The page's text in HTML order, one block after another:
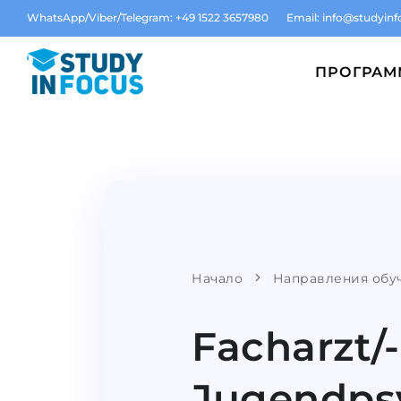
WhatsApp/Viber/Telegram: +49 1522 3657980 Email:
Начало Направления